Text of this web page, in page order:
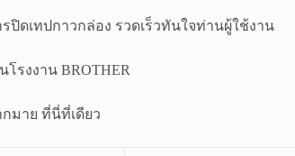
ดเทปกาวกล่อง รวดเร็วทันใจท่านผู้ใช้งาน
รงงาน BROTHER
มาย ที่นี่ที่เดียว